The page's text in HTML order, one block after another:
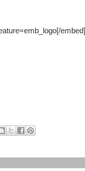
embed]